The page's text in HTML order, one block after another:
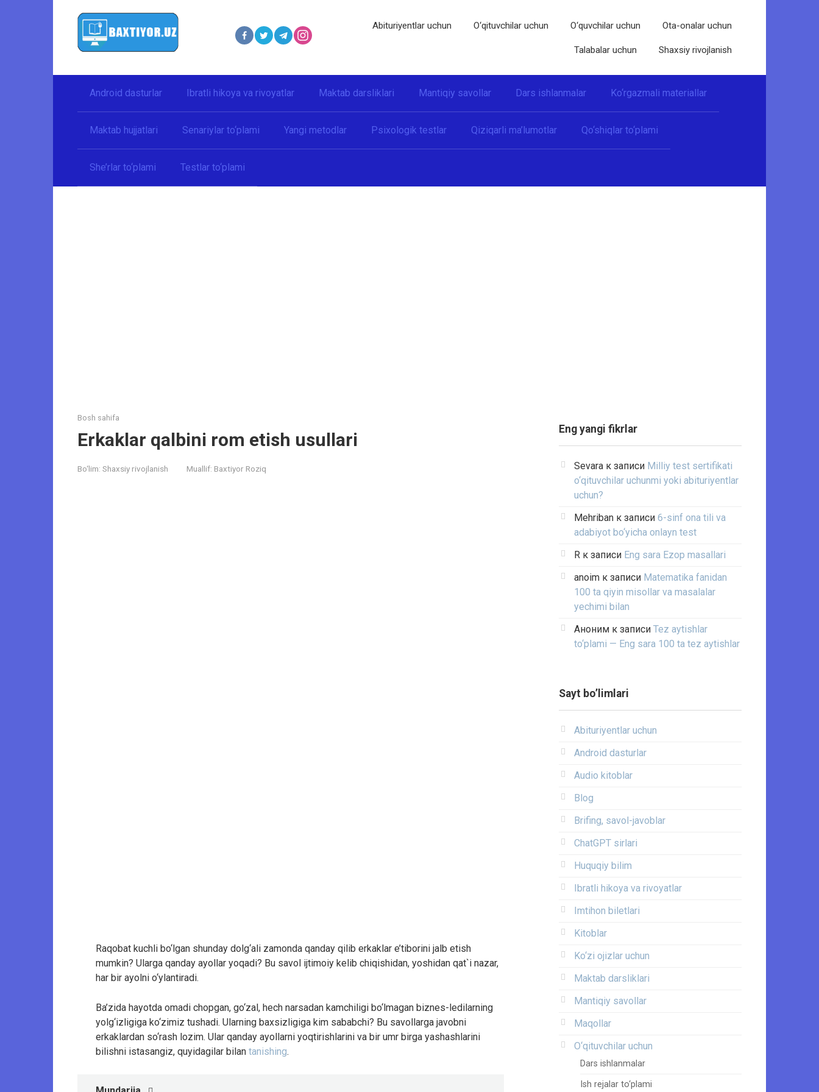
Abituriyentlar uchun O‘qituvchilar uchun O‘quvchilar uchun Ota-onalar uchun
Talabalar uchun Shaxsiy rivojlanish
Android dasturlar Ibratli hikoya va rivoyatlar Maktab darsliklari Mantiqiy savollar Dars ishlanmalar Ko‘rgazmali materiallar
Maktab hujjatlari Senariylar to‘plami Yangi metodlar Psixologik testlar Qiziqarli ma’lumotlar Qo‘shiqlar to‘plami
She’rlar to‘plami Testlar to‘plami
Bosh sahifa
Erkaklar qalbini rom etish usullari
Bo‘lim: Shaxsiy rivojlanish Muallif: Baxtiyor Roziq
Raqobat kuchli bo‘lgan shunday dolg‘ali zamonda qanday qilib erkaklar e’tiborini jalb etish
mumkin? Ularga qanday ayollar yoqadi? Bu savol ijtimoiy kelib chiqishidan, yoshidan qat`i nazar,
har bir ayolni o‘ylantiradi.
Ba’zida hayotda omadi chopgan, go‘zal, hech narsadan kamchiligi bo‘lmagan biznes-ledilarning
yolg‘izligiga ko‘zimiz tushadi. Ularning baxsizligiga kim sababchi? Bu savollarga javobni
erkaklardan so‘rash lozim. Ular qanday ayollarni yoqtirishlarini va bir umr birga yashashlarini
bilishni istasangiz, quyidagilar bilan tanishing.
Eng yangi fikrlar
Sevara к записи Milliy test sertifikati
o‘qituvchilar uchunmi yoki abituriyentlar
uchun?
Mehriban к записи 6-sinf ona tili va
adabiyot bo‘yicha onlayn test
R к записи Eng sara Ezop masallari
anoim к записи Matematika fanidan
100 ta qiyin misollar va masalalar
yechimi bilan
Аноним к записи Tez aytishlar
to‘plami — Eng sara 100 ta tez aytishlar
Sayt bo’limlari
Abituriyentlar uchun
Android dasturlar
Audio kitoblar
Blog
Brifing, savol-javoblar
ChatGPT sirlari
Huquqiy bilim
Ibratli hikoya va rivoyatlar
Imtihon biletlari
Kitoblar
Ko‘zi ojizlar uchun
Maktab darsliklari
Mantiqiy savollar
Maqollar
O‘qituvchilar uchun
Dars ishlanmalar
Ish rejalar to‘plami